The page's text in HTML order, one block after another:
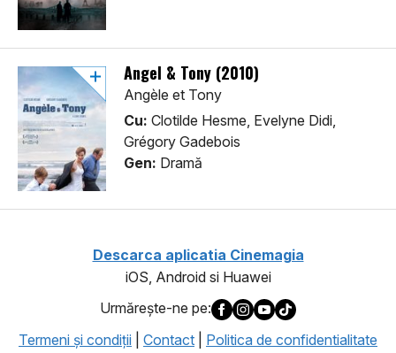
Angel & Tony (2010)
Angèle et Tony
Cu: Clotilde Hesme, Evelyne Didi,
Grégory Gadebois
Gen: Dramă
Descarca aplicatia Cinemagia
iOS, Android si Huawei
Urmăreşte-ne pe:
Termeni şi condiţii
Contact
Politica de confidentialitate